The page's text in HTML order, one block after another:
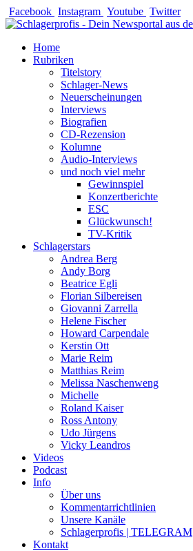
Zum
Inhalt
Facebook Instagram Youtube Twitter
Home
Rubriken
Titelstory
Schlager-News
Neuerscheinungen
Interviews
Biografien
CD-Rezension
Kolumne
Audio-Interviews
und noch viel mehr
Gewinnspiel
Konzertberichte
ESC
Glückwunsch!
TV-Kritik
Schlagerstars
Andrea Berg
Andy Borg
Beatrice Egli
Florian Silbereisen
Giovanni Zarrella
Helene Fischer
Howard Carpendale
Kerstin Ott
Marie Reim
Matthias Reim
Melissa Naschenweng
Michelle
Roland Kaiser
Ross Antony
Udo Jürgens
Vicky Leandros
Videos
Podcast
Info
Über uns
Kommentarrichtlinien
Unsere Kanäle
Schlagerprofis | TELEGRAM
Kontakt